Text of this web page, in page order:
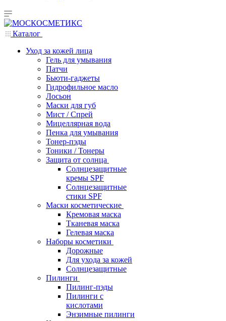
Каталог
Уход за кожей лица
Гель для умывания
Патчи
Бьюти-гаджеты
Гидрофильное масло
Лосьон
Маски для губ
Мист / Спрей
Мицеллярная вода
Пенка для умывания
Тонер-пэды
Тоники / Тонеры
Защита от солнца
Солнцезащитные
кремы SPF
Солнцезащитные
стики SPF
Маски косметические
Кремовая маска
Тканевая маска
Гелевая маска
Наборы косметики
Дорожные
Для ухода за кожей
Солнцезащитные
Пилинги
Пилинг-пэды
Пилинги с
кислотами
Энзимные пилинги